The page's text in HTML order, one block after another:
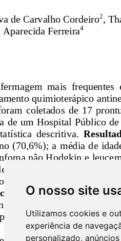
O nosso site
Utilizamos cookies e
experiência de
personalizado,